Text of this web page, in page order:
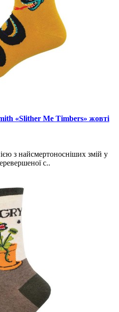
«Slither Me Timbers» жовті
з найсмертоносніших змій у
с..